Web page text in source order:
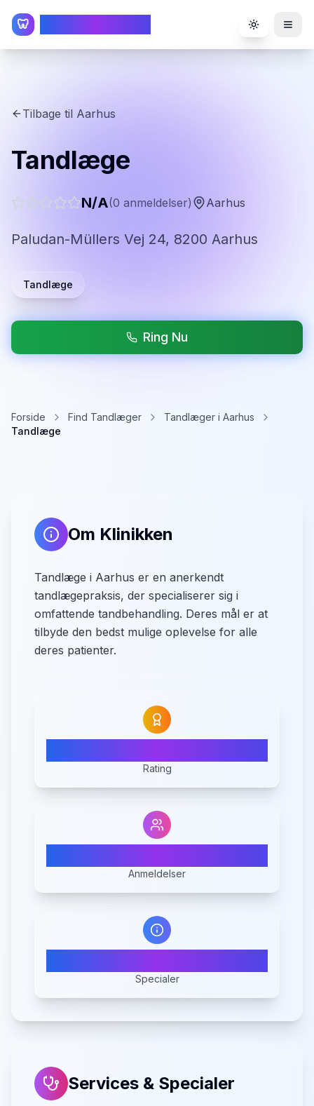
🦷 Toggle
Tilbage til Aarhus
Tandlæge
N/A(0 anmeldelser) Aarhus
Paludan-Müllers Vej 24, 8200 Aarhus
Tandlæge
Ring Nu
Forside Find Tandlæger
Tandlæger i Aarhus
Tandlæge
Om Klinikken
Tandlæge i Aarhus er en anerkendt
tandlægepraksis, der specialiserer sig i
omfattende tandbehandling. Deres mål er at
tilbyde den bedst mulige oplevelse for alle
deres patienter.
Rating
Anmeldelser
Specialer
Services & Specialer